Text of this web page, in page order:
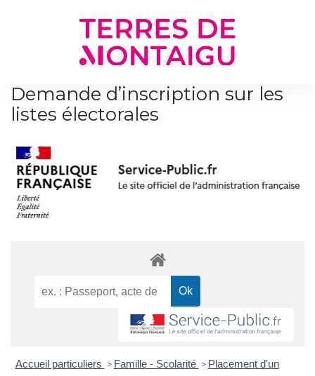
Demande d’inscription sur les
listes électorales
Accueil particuliers > Famille - Scolarité > Placement d'un